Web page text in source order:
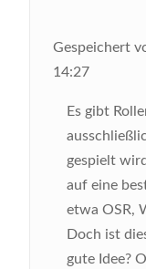
Gespeichert
14:27
Es gibt
gespielt
auf eine
etwa OSR,
Doch ist
gute Idee?